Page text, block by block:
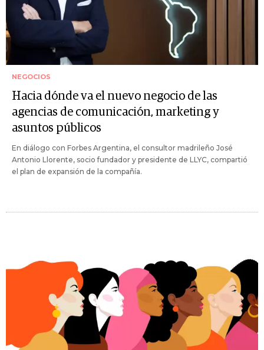
NEGOCIOS
Hacia dónde va el nuevo negocio de las
agencias de comunicación, marketing y
asuntos públicos
En diálogo con Forbes Argentina, el consultor madrileño José
Antonio Llorente, socio fundador y presidente de LLYC, compartió
el plan de expansión de la compañía.